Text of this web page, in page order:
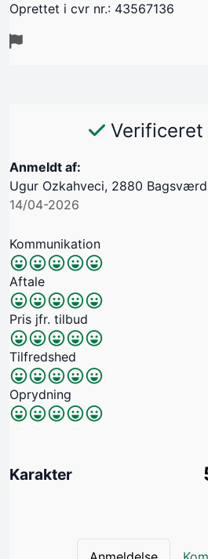
Oprettet i cvr nr.: 43567136
Verificeret
Anmeldt af:
Ugur Ozkahveci, 2880 Bagsværd
14/04-2026
Kommunikation
Aftale
Pris jfr. tilbud
Tilfredshed
Oprydning
Karakter